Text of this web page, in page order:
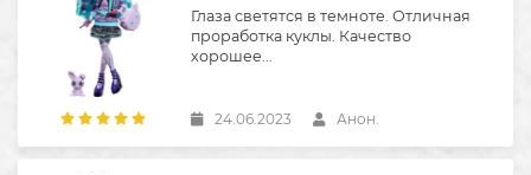
Глаза светятся в темноте. Отличная
проработка куклы. Качество
хорошее...
24.06.2023 Анон.